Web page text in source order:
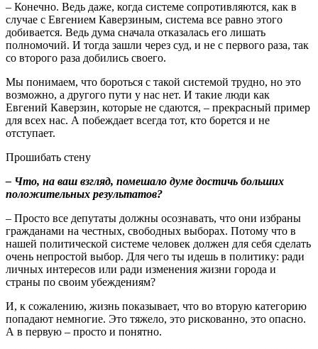
– Конечно. Ведь даже, когда системе сопротивляются, как в
случае с Евгением Каверзиным, система все равно этого
добивается. Ведь дума сначала отказалась его лишать
полномочий. И тогда зашли через суд, и не с первого раза, так
со второго раза добились своего.
Мы понимаем, что бороться с такой системой трудно, но это
возможно, а другого пути у нас нет. И такие люди как
Евгений Каверзин, которые не сдаются, – прекрасный пример
для всех нас. А побеждает всегда тот, кто борется и не
отступает.
Прошибать стену
– Что, на ваш взгляд, помешало думе достичь больших
положительных результатов?
– Просто все депутаты должны осознавать, что они избраны
гражданами на честных, свободных выборах. Потому что в
нашей политической системе человек должен для себя сделать
очень непростой выбор. Для чего ты идешь в политику: ради
личных интересов или ради изменения жизни города и
страны по своим убеждениям?
И, к сожалению, жизнь показывает, что во вторую категорию
попадают немногие. Это тяжело, это рискованно, это опасно.
А в первую – просто и понятно.